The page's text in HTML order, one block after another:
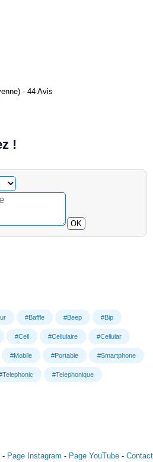
- 44 Avis
!
OK
#Baffle #Beep #Bip
#Cell #Cellulaire #Cellular
#Mobile #Portable #Smartphone
#Telephonique
- Page Instagram - Page YouTube- Contact